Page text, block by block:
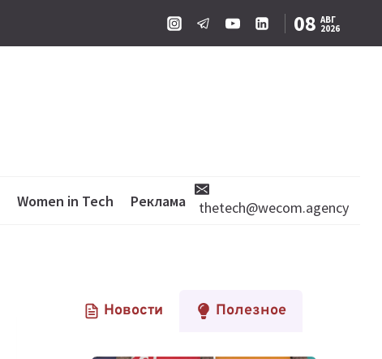
08 АВГ
2026
Women in Tech Реклама thetech@wecom.agency
Новости Полезное